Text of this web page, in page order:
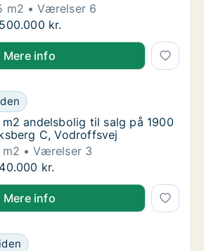
m2
Værelser 6
m2 andelsbolig til salg på 1900
kr.
Mere info
m2 andelsbolig til salg på 1900
til salg på 1900
m2 andelsbolig til salg på 1900
m2 andelsbolig til salg på 1900
C, Vodroffsvej
m2
Værelser 3
m2 andelsbolig til salg på 1900
kr.
Mere info
andelsbolig til salg på 2100
til salg på 2100 København